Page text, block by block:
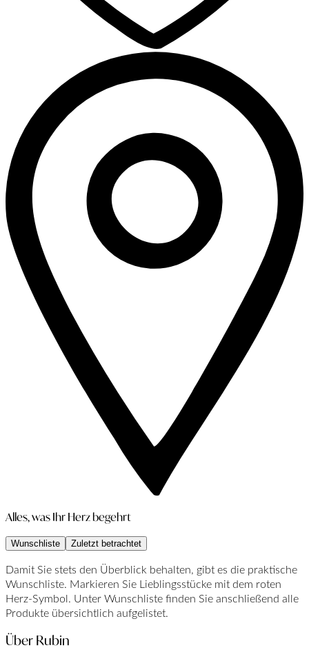
Alles, was Ihr Herz begehrt
Wunschliste Zuletzt betrachtet
Damit Sie stets den Überblick behalten, gibt es die praktische
Wunschliste. Markieren Sie Lieblingsstücke mit dem roten
Herz-Symbol. Unter Wunschliste finden Sie anschließend alle
Produkte übersichtlich aufgelistet.
Über Rubin